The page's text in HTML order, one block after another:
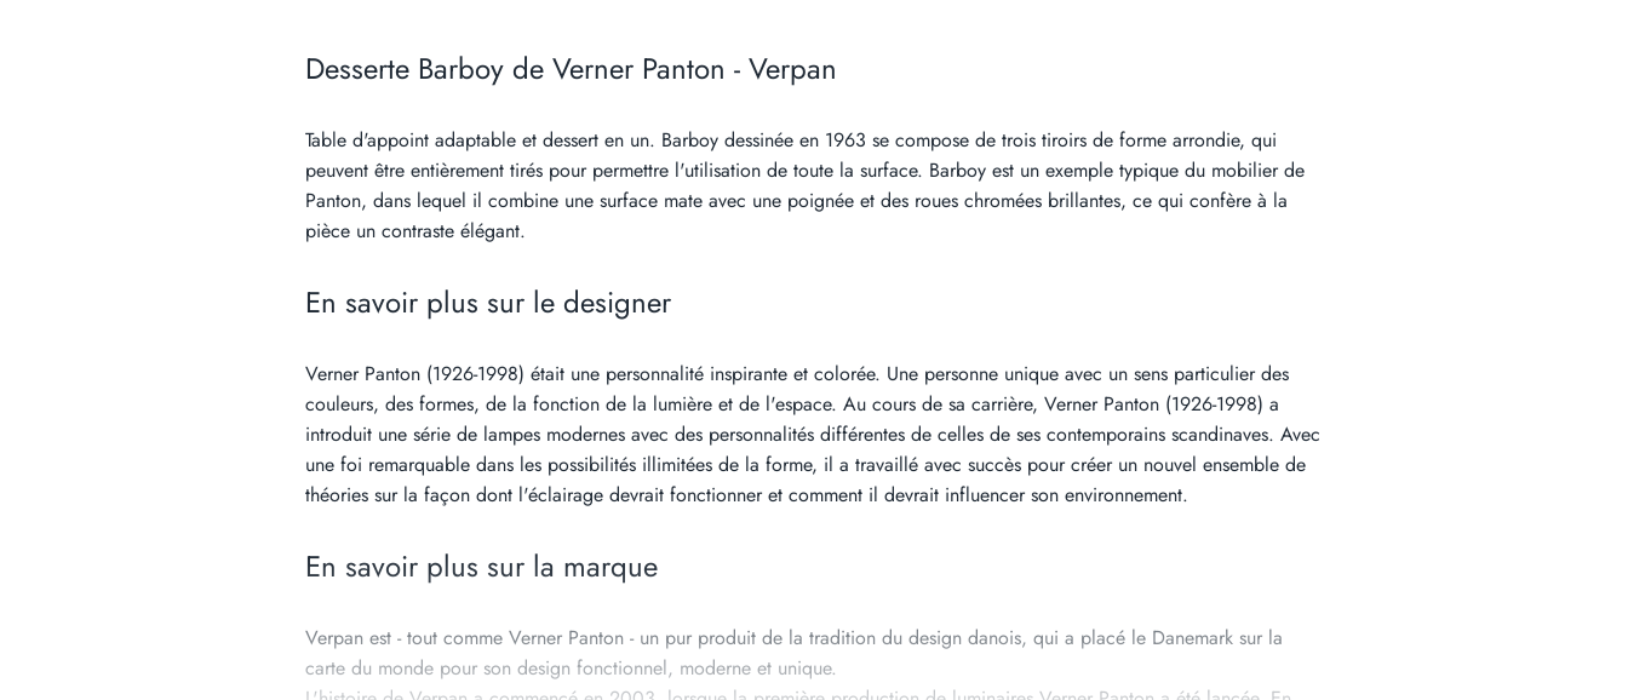
Desserte Barboy de Verner Panton - Verpan
Table d'appoint adaptable et dessert en un. Barboy dessinée en 1963 se compose de trois tiroirs de forme arrondie, qui
peuvent être entièrement tirés pour permettre l'utilisation de toute la surface. Barboy est un exemple typique du mobilier de
Panton, dans lequel il combine une surface mate avec une poignée et des roues chromées brillantes, ce qui confère à la
pièce un contraste élégant.
En savoir plus sur le designer
Verner Panton (1926-1998) était une personnalité inspirante et colorée. Une personne unique avec un sens particulier des
couleurs, des formes, de la fonction de la lumière et de l'espace. Au cours de sa carrière, Verner Panton (1926-1998) a
introduit une série de lampes modernes avec des personnalités différentes de celles de ses contemporains scandinaves. Avec
une foi remarquable dans les possibilités illimitées de la forme, il a travaillé avec succès pour créer un nouvel ensemble de
théories sur la façon dont l'éclairage devrait fonctionner et comment il devrait influencer son environnement.
En savoir plus sur la marque
Verpan est - tout comme Verner Panton - un pur produit de la tradition du design danois, qui a placé le Danemark sur la
carte du monde pour son design fonctionnel, moderne et unique.